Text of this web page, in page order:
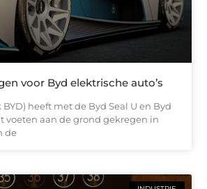
voor Byd elektrische auto’s
heeft met de Byd Seal U en Byd
voeten aan de grond gekregen in
de